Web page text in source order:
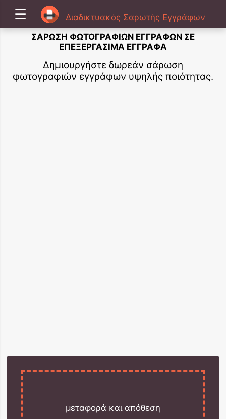
☰
Διαδικτυακός Σαρωτής Εγγράφων
ΣΆΡΩΣΗ ΦΩΤΟΓΡΑΦΙΏΝ ΕΓΓΡΆΦΩΝ ΣΕ
ΕΠΕΞΕΡΓΆΣΙΜΑ ΈΓΓΡΑΦΑ
Δημιουργήστε δωρεάν σάρωση
φωτογραφιών εγγράφων υψηλής ποιότητας.
μεταφορά και απόθεση